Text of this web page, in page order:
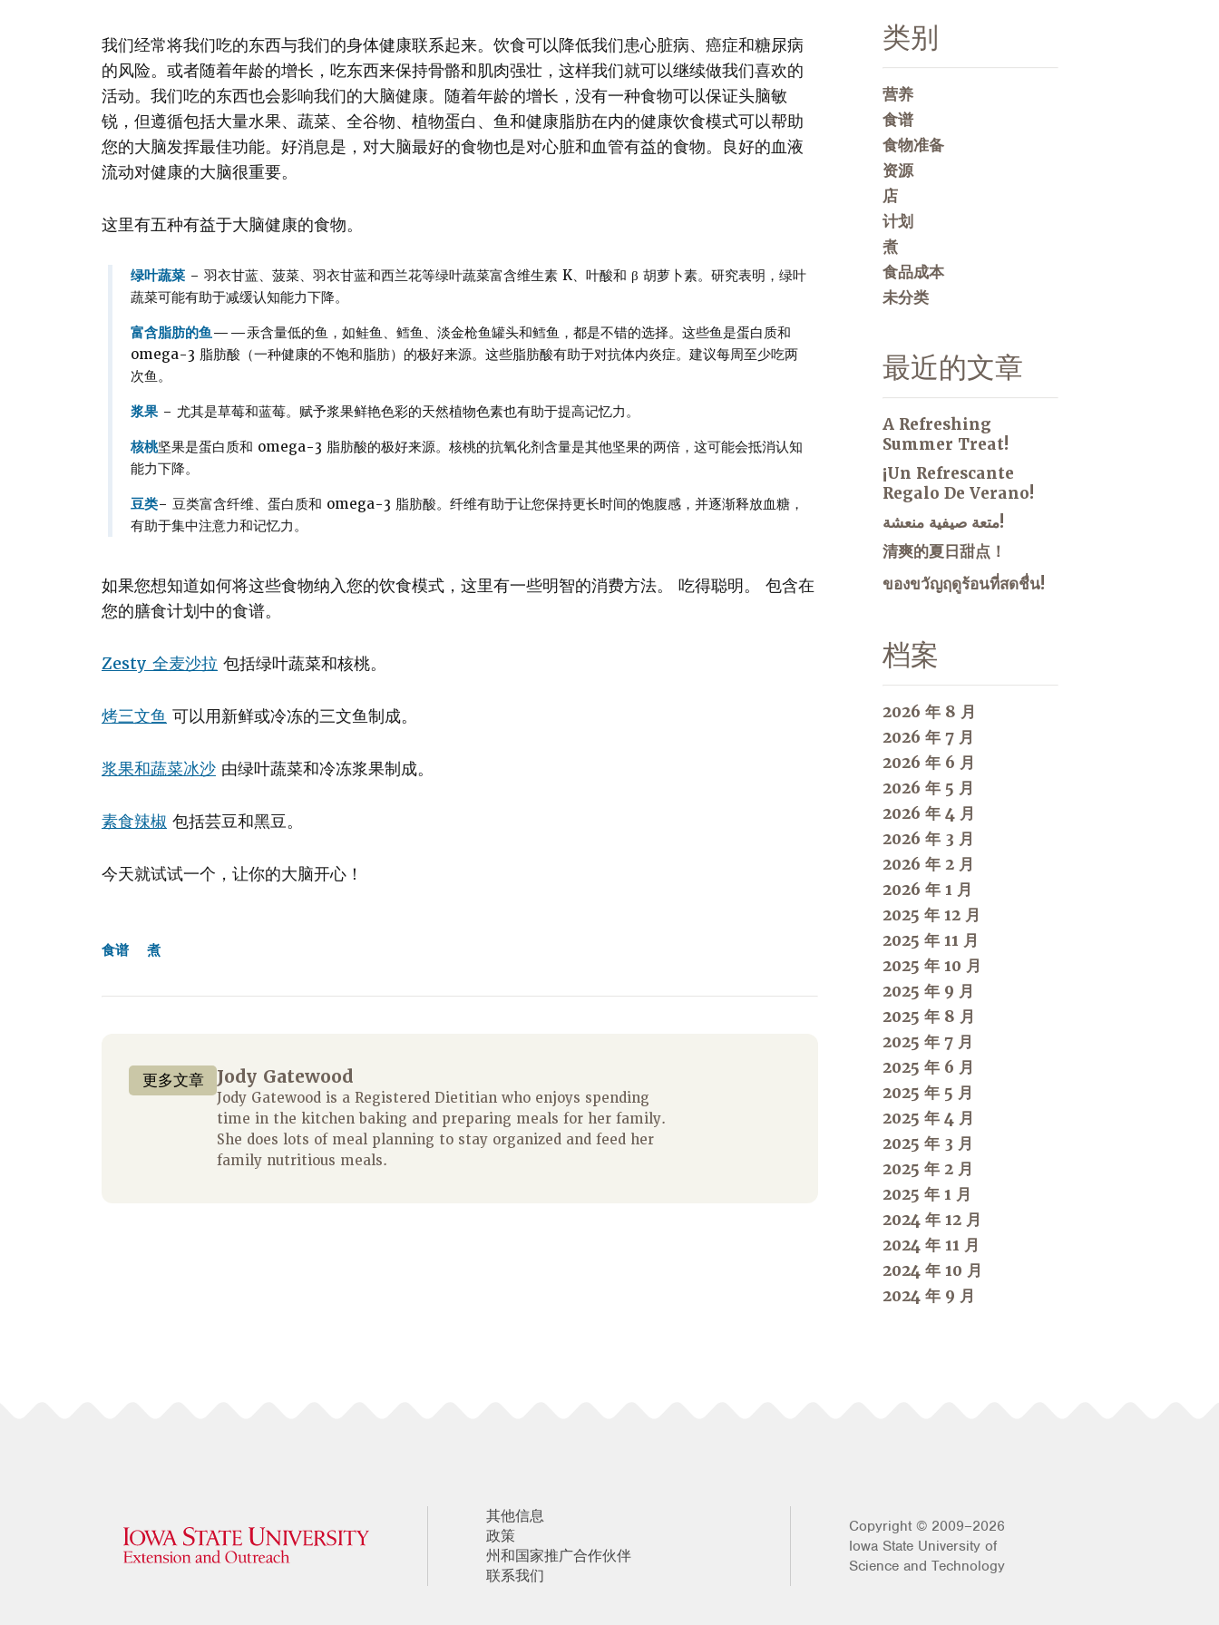
我们经常将我们吃的东西与我们的身体健康联系起来。饮食可以降低我们患心脏病、癌症和糖尿病
的风险。或者随着年龄的增长，吃东西来保持骨骼和肌肉强壮，这样我们就可以继续做我们喜欢的
活动。我们吃的东西也会影响我们的大脑健康。随着年龄的增长，没有一种食物可以保证头脑敏
锐，但遵循包括大量水果、蔬菜、全谷物、植物蛋白、鱼和健康脂肪在内的健康饮食模式可以帮助
您的大脑发挥最佳功能。好消息是，对大脑最好的食物也是对心脏和血管有益的食物。良好的血液
流动对健康的大脑很重要。
这里有五种有益于大脑健康的食物。
绿叶蔬菜 – 羽衣甘蓝、菠菜、羽衣甘蓝和西兰花等绿叶蔬菜富含维生素 K、叶酸和 β 胡萝卜素。研究表明，绿叶
蔬菜可能有助于减缓认知能力下降。
富含脂肪的鱼——汞含量低的鱼，如鲑鱼、鳕鱼、淡金枪鱼罐头和鳕鱼，都是不错的选择。这些鱼是蛋白质和
omega-3 脂肪酸（一种健康的不饱和脂肪）的极好来源。这些脂肪酸有助于对抗体内炎症。建议每周至少吃两
次鱼。
浆果 – 尤其是草莓和蓝莓。赋予浆果鲜艳色彩的天然植物色素也有助于提高记忆力。
核桃坚果是蛋白质和 omega-3 脂肪酸的极好来源。核桃的抗氧化剂含量是其他坚果的两倍，这可能会抵消认知
能力下降。
豆类– 豆类富含纤维、蛋白质和 omega-3 脂肪酸。纤维有助于让您保持更长时间的饱腹感，并逐渐释放血糖，
有助于集中注意力和记忆力。
如果您想知道如何将这些食物纳入您的饮食模式，这里有一些明智的消费方法。 吃得聪明。 包含在
您的膳食计划中的食谱。
Zesty 全麦沙拉 包括绿叶蔬菜和核桃。
烤三文鱼 可以用新鲜或冷冻的三文鱼制成。
浆果和蔬菜冰沙 由绿叶蔬菜和冷冻浆果制成。
素食辣椒 包括芸豆和黑豆。
今天就试试一个，让你的大脑开心！
食谱 煮
更多文章 Jody Gatewood
Jody Gatewood is a Registered Dietitian who enjoys spending
time in the kitchen baking and preparing meals for her family.
She does lots of meal planning to stay organized and feed her
family nutritious meals.
类别
营养
食谱
食物准备
资源
店
计划
煮
食品成本
未分类
最近的文章
A Refreshing
Summer Treat!
¡Un Refrescante
Regalo De Verano!
متعة صيفية منعشة!
清爽的夏日甜点！
ของขวัญฤดูร้อนที่สดชื่น!
档案
2026 年 8 月
2026 年 7 月
2026 年 6 月
2026 年 5 月
2026 年 4 月
2026 年 3 月
2026 年 2 月
2026 年 1 月
2025 年 12 月
2025 年 11 月
2025 年 10 月
2025 年 9 月
2025 年 8 月
2025 年 7 月
2025 年 6 月
2025 年 5 月
2025 年 4 月
2025 年 3 月
2025 年 2 月
2025 年 1 月
2024 年 12 月
2024 年 11 月
2024 年 10 月
2024 年 9 月
其他信息
政策
州和国家推广合作伙伴
联系我们
Copyright © 2009–2026
Iowa State University of
Science and Technology